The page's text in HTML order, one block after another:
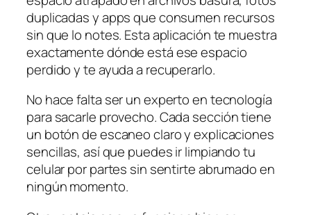
duplicadas y apps que consumen recursos
sin que lo notes. Esta aplicación te muestra
exactamente dónde está ese espacio
perdido y te ayuda a recuperarlo.
No hace falta ser un experto en tecnología
para sacarle provecho. Cada sección tiene
un botón de escaneo claro y explicaciones
sencillas, así que puedes ir limpiando tu
celular por partes sin sentirte abrumado en
ningún momento.